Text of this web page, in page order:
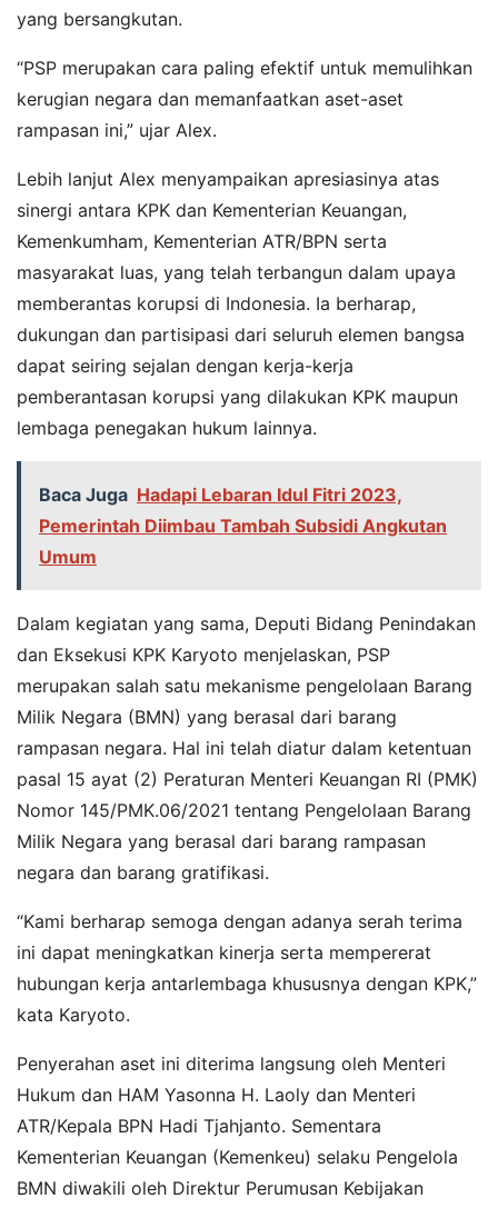
yang bersangkutan.
“PSP merupakan cara paling efektif untuk memulihkan
kerugian negara dan memanfaatkan aset-aset
rampasan ini,” ujar Alex.
Lebih lanjut Alex menyampaikan apresiasinya atas
sinergi antara KPK dan Kementerian Keuangan,
Kemenkumham, Kementerian ATR/BPN serta
masyarakat luas, yang telah terbangun dalam upaya
memberantas korupsi di Indonesia. Ia berharap,
dukungan dan partisipasi dari seluruh elemen bangsa
dapat seiring sejalan dengan kerja-kerja
pemberantasan korupsi yang dilakukan KPK maupun
lembaga penegakan hukum lainnya.
Baca Juga Hadapi Lebaran Idul Fitri 2023,
Pemerintah Diimbau Tambah Subsidi Angkutan
Umum
Dalam kegiatan yang sama, Deputi Bidang Penindakan
dan Eksekusi KPK Karyoto menjelaskan, PSP
merupakan salah satu mekanisme pengelolaan Barang
Milik Negara (BMN) yang berasal dari barang
rampasan negara. Hal ini telah diatur dalam ketentuan
pasal 15 ayat (2) Peraturan Menteri Keuangan RI (PMK)
Nomor 145/PMK.06/2021 tentang Pengelolaan Barang
Milik Negara yang berasal dari barang rampasan
negara dan barang gratifikasi.
“Kami berharap semoga dengan adanya serah terima
ini dapat meningkatkan kinerja serta mempererat
hubungan kerja antarlembaga khususnya dengan KPK,”
kata Karyoto.
Penyerahan aset ini diterima langsung oleh Menteri
Hukum dan HAM Yasonna H. Laoly dan Menteri
ATR/Kepala BPN Hadi Tjahjanto. Sementara
Kementerian Keuangan (Kemenkeu) selaku Pengelola
BMN diwakili oleh Direktur Perumusan Kebijakan